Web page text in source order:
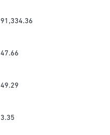
91,334.36
47.66
49.29
3.35